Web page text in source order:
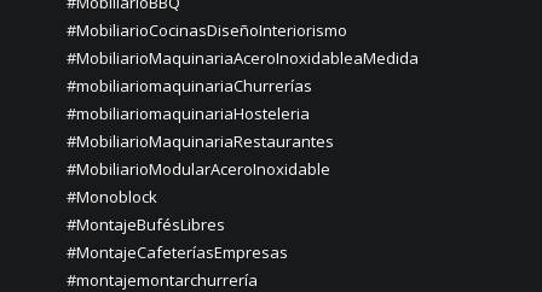
#MobiliarioCocinasDiseñoInteriorismo
#MobiliarioMaquinariaAceroInoxidableaMedida
#mobiliariomaquinariaChurrerías
#mobiliariomaquinariaHosteleria
#MobiliarioMaquinariaRestaurantes
#MobiliarioModularAceroInoxidable
#Monoblock
#MontajeBufésLibres
#MontajeCafeteríasEmpresas
#montajemontarchurrería